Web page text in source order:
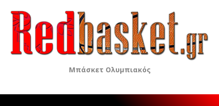
content
Μπάσκετ Ολυμπιακός